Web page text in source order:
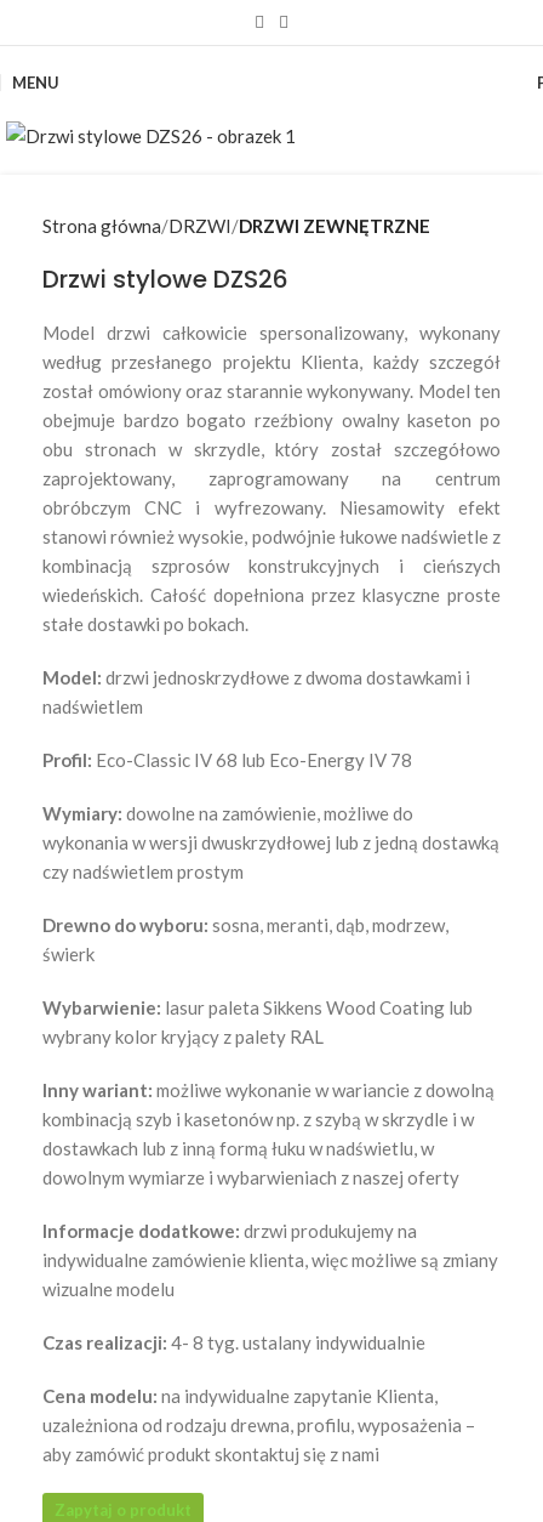
MENU
Strona główna DRZWI DRZWI ZEWNĘTRZNE
Drzwi stylowe DZS26
Model drzwi całkowicie spersonalizowany, wykonany
według przesłanego projektu Klienta, każdy szczegół
został omówiony oraz starannie wykonywany. Model ten
obejmuje bardzo bogato rzeźbiony owalny kaseton po
obu stronach w skrzydle, który został szczegółowo
zaprojektowany, zaprogramowany na centrum
obróbczym CNC i wyfrezowany. Niesamowity efekt
stanowi również wysokie, podwójnie łukowe nadświetle z
kombinacją szprosów konstrukcyjnych i cieńszych
wiedeńskich. Całość dopełniona przez klasyczne proste
stałe dostawki po bokach.
Model: drzwi jednoskrzydłowe z dwoma dostawkami i
nadświetlem
Profil: Eco-Classic IV 68 lub Eco-Energy IV 78
Wymiary: dowolne na zamówienie, możliwe do
wykonania w wersji dwuskrzydłowej lub z jedną dostawką
czy nadświetlem prostym
Drewno do wyboru: sosna, meranti, dąb, modrzew,
świerk
Wybarwienie: lasur paleta Sikkens Wood Coating lub
wybrany kolor kryjący z palety RAL
Inny wariant: możliwe wykonanie w wariancie z dowolną
kombinacją szyb i kasetonów np. z szybą w skrzydle i w
dostawkach lub z inną formą łuku w nadświetlu, w
dowolnym wymiarze i wybarwieniach z naszej oferty
Informacje dodatkowe: drzwi produkujemy na
indywidualne zamówienie klienta, więc możliwe są zmiany
wizualne modelu
Czas realizacji: 4- 8 tyg. ustalany indywidualnie
Cena modelu: na indywidualne zapytanie Klienta,
uzależniona od rodzaju drewna, profilu, wyposażenia –
aby zamówić produkt skontaktuj się z nami
Zapytaj o produkt